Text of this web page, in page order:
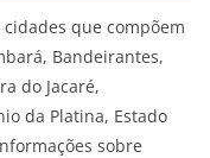
cidades que compõem
Bandeirantes,
do Jacaré,
da Platina, Estado
sobre